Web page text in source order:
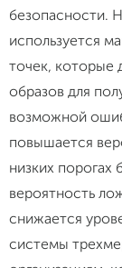
безопасности.
используется
точек, которые
образов для
возможной
повышается
низких порогах
вероятность
снижается
системы